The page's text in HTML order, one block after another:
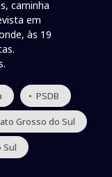
caminha
em
às 19
• PSDB
Grosso do Sul
Sul